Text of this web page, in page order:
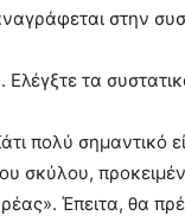
στην
Ελέγξτε τα
πολύ σημαντικό
σκύλου,
Έπειτα, θα